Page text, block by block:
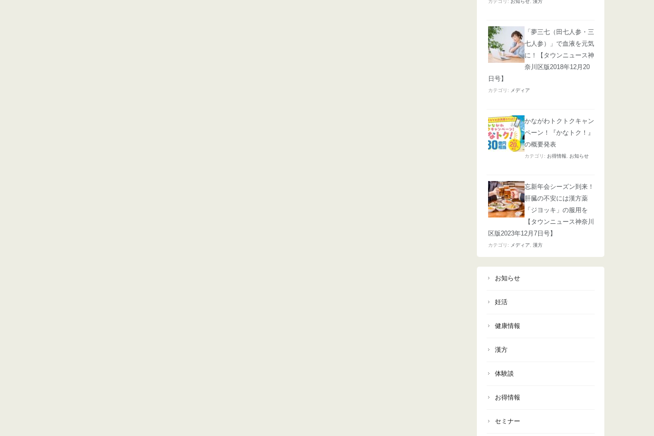
カテゴリ: お知らせ, 漢方
「夢三七（田七人参・三
七人参）」で血液を元気
に！【タウンニュース神
奈川区版2018年12月20
日号】
カテゴリ: メディア
かながわトクトクキャン
ペーン！『かなトク！』
の概要発表
カテゴリ: お得情報, お知らせ
忘新年会シーズン到来！
肝臓の不安には漢方薬
「ジヨッキ」の服用を
【タウンニュース神奈川
区版2023年12月7日号】
カテゴリ: メディア, 漢方
お知らせ
妊活
健康情報
漢方
体験談
お得情報
セミナー